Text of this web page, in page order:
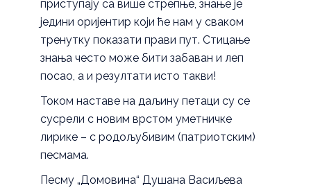
приступају са више стрепње, знање је
једини оријентир који ће нам у сваком
тренутку показати прави пут. Стицање
знања често може бити забаван и леп
посао, а и резултати исто такви!
Током наставе на даљину петаци су се
сусрели с новим врстом уметничке
лирике – с родољубивим (патриотским)
песмама.
Песму „Домовина“ Душана Васиљева